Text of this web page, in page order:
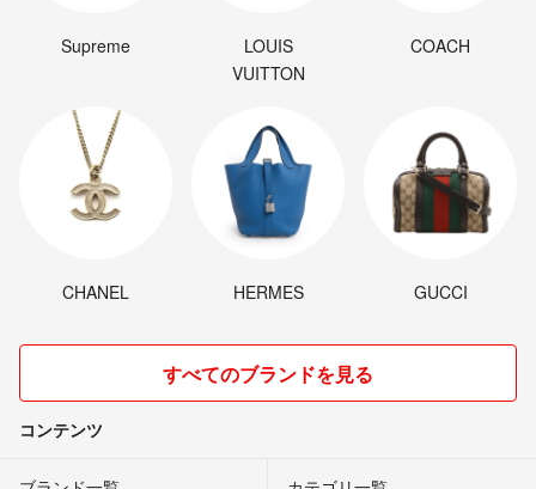
Supreme
LOUIS
VUITTON
COACH
CHANEL HERMES GUCCI
すべてのブランドを見る
コンテンツ